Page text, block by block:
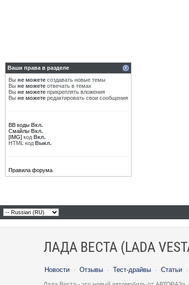
Ваши права в разделе
Вы не можете создавать новые темы
Вы не можете отвечать в темах
Вы не можете прикреплять вложения
Вы не можете редактировать свои сообщения
BB коды Вкл.
Смайлы Вкл.
[IMG] код Вкл.
HTML код Выкл.
Правила форума
ЛАДА ВЕСТА (LADA
Новости · Отзывы · Тест-драйвы · Статьи ·